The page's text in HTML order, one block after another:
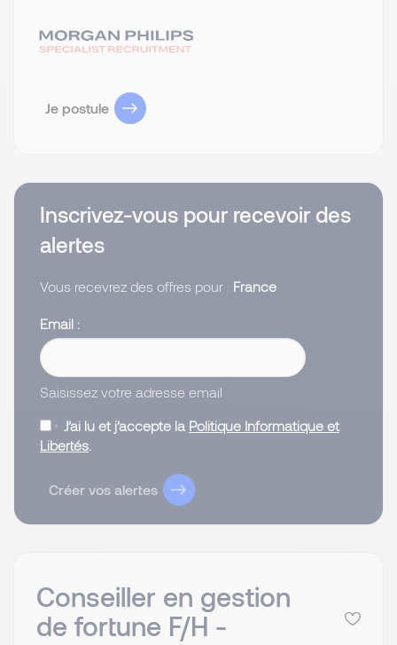
Je postule
Inscrivez-vous pour recevoir des
alertes
Vous recevrez des offres pour : France
Email
Saisissez votre adresse email
J’ai lu et j’accepte la Politique Informatique et
Libertés.
Créer vos alertes
Conseiller en gestion
de fortune F/H -